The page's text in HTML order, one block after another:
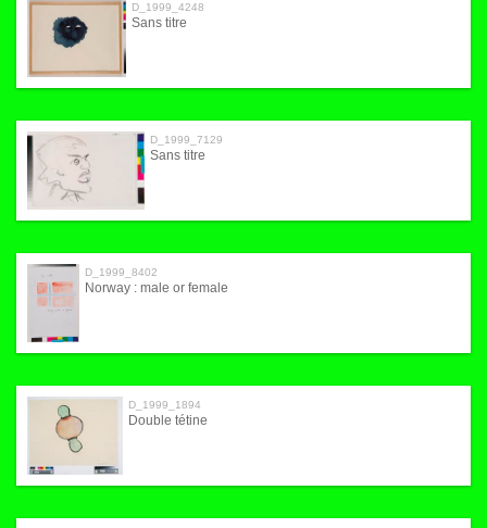
D_1999_4248
Sans titre
D_1999_7129
Sans titre
D_1999_8402
Norway : male or female
D_1999_1894
Double tétine